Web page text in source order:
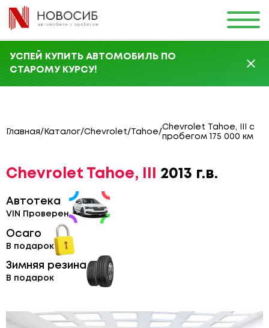
УСПЕЙ КУПИТЬ АВТОМОБИЛЬ ПО
СТАРОМУ КУРСУ!
Главная/ Каталог/Chevrolet/Tahoe/
Chevrolet Tahoe, III с
пробегом 175 000 км
Chevrolet Tahoe, III 2013 г.в.
Автотека
VIN Проверен
Осаго
В подарок
Зимняя резина
В подарок